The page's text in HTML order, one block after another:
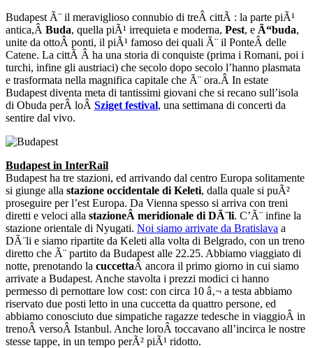
Budapest Ã¨ il meraviglioso connubio di treÂ cittÃ : la parte piÃ¹
antica,Â Buda, quella piÃ¹ irrequieta e moderna, Pest, e Ã“buda,
unite da ottoÂ ponti, il piÃ¹ famoso dei quali Ã¨ il PonteÂ delle
Catene. La cittÃ Â ha una storia di conquiste (prima i Romani, poi i
turchi, infine gli austriaci) che secolo dopo secolo l’hanno plasmata
e trasformata nella magnifica capitale che Ã¨ ora.Â In estate
Budapest diventa meta di tantissimi giovani che si recano sull’isola
di Obuda perÂ loÂ Sziget festival, una settimana di concerti da
sentire dal vivo.
Budapest in InterRail
Budapest ha tre stazioni, ed arrivando dal centro Europa solitamente
si giunge alla stazione occidentale di Keleti, dalla quale si puÃ²
proseguire per l’est Europa. Da Vienna spesso si arriva con treni
diretti e veloci alla stazioneÂ meridionale di DÃ¨li. C’Ã¨ infine la
stazione orientale di Nyugati. Noi siamo arrivate da Bratislava a
DÃ¨li e siamo ripartite da Keleti alla volta di Belgrado, con un treno
diretto che Ã¨ partito da Budapest alle 22.25. Abbiamo viaggiato di
notte, prenotando la cuccettaÂ ancora il primo giorno in cui siamo
arrivate a Budapest. Anche stavolta i prezzi modici ci hanno
permesso di pernottare low cost: con circa 10 â‚¬ a testa abbiamo
riservato due posti letto in una cuccetta da quattro persone, ed
abbiamo conosciuto due simpatiche ragazze tedesche in viaggioÂ in
trenoÂ versoÂ Istanbul. Anche loroÂ toccavano all’incirca le nostre
stesse tappe, in un tempo perÃ² piÃ¹ ridotto.